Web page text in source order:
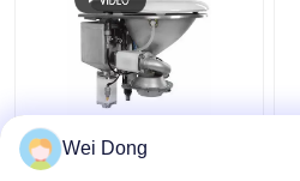
철도 예비 부품 열차 화
장실 시스템용 진공 스
Wei Dong